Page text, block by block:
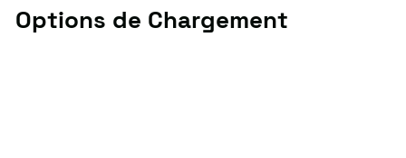
Options de Chargement